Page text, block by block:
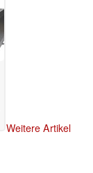
Weitere Artikel